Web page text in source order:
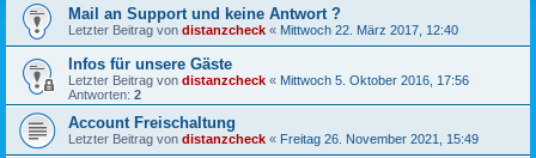
Mail an Support und keine Antwort ?
Letzter Beitrag von distanzcheck « Mittwoch 22. März 2017, 12:40
Infos für unsere Gäste
Letzter Beitrag von distanzcheck « Mittwoch 5. Oktober 2016, 17:56
Antworten: 2
Account Freischaltung
Letzter Beitrag von distanzcheck « Freitag 26. November 2021, 15:49